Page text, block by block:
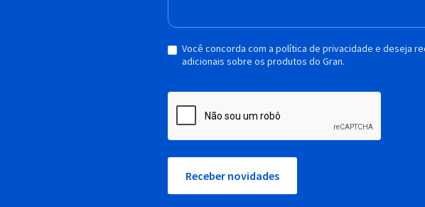
Você concorda com a política de privacidade e deseja
adicionais sobre os produtos do Gran.
Receber novidades